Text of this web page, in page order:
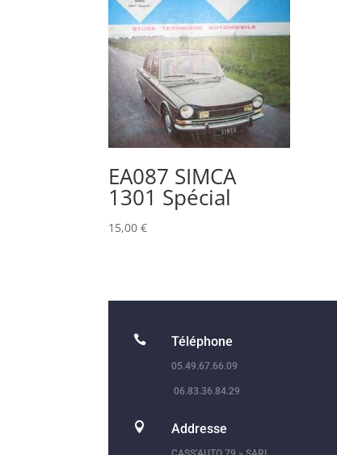
EA087 SIMCA
1301 Spécial
15,00€
 Téléphone
05.49.67.66.09
06.83.36.84.29
 Addresse